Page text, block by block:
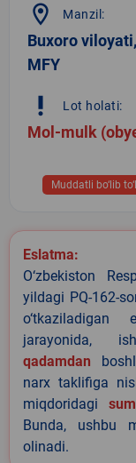
location_on Manzil:
Buxoro
MFY
priority_high Lot holati:
Mol-mulk
Muddatli bo‘lib
Eslatma:
O‘zbekiston
yildagi PQ-162-
o‘tkaziladigan
jarayonida,
qadamdan
narx taklifiga
miqdoridagi
Bunda, ushbu
olinadi.